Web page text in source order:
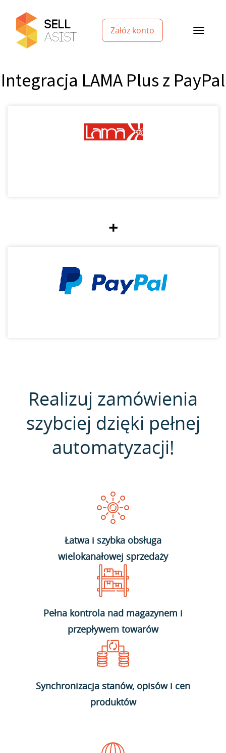
Załóż konto
Integracja LAMA Plus z PayPal
+
Realizuj zamówienia
szybciej dzięki pełnej
automatyzacji!
Łatwa i szybka obsługa
wielokanałowej sprzedaży
Pełna kontrola nad magazynem i
przepływem towarów
Synchronizacja stanów, opisów i cen
produktów